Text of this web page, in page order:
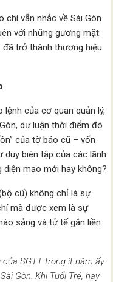
chí vẫn nhắc về Sài Gòn
với những gương mặt
trở thành thương hiệu
lệnh của cơ quan quản lý,
dư luận thời điểm đó
của tờ báo cũ – vốn
duy biên tập của các lãnh
mạo mới hay không?
cũ) không chỉ là sự
mà được xem là sự
sảng và tử tế gắn liền
SGTT trong ít năm ấy
Gòn. Khi Tuổi Trẻ, hay